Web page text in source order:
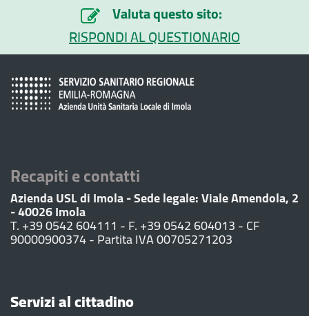
Valuta questo sito:
RISPONDI AL QUESTIONARIO
Recapiti e contatti
Azienda USL di Imola - Sede legale: Viale Amendola, 2
- 40026 Imola
T. +39 0542 604111 - F. +39 0542 604013 - CF
90000900374 - Partita IVA 00705271203
Servizi al cittadino